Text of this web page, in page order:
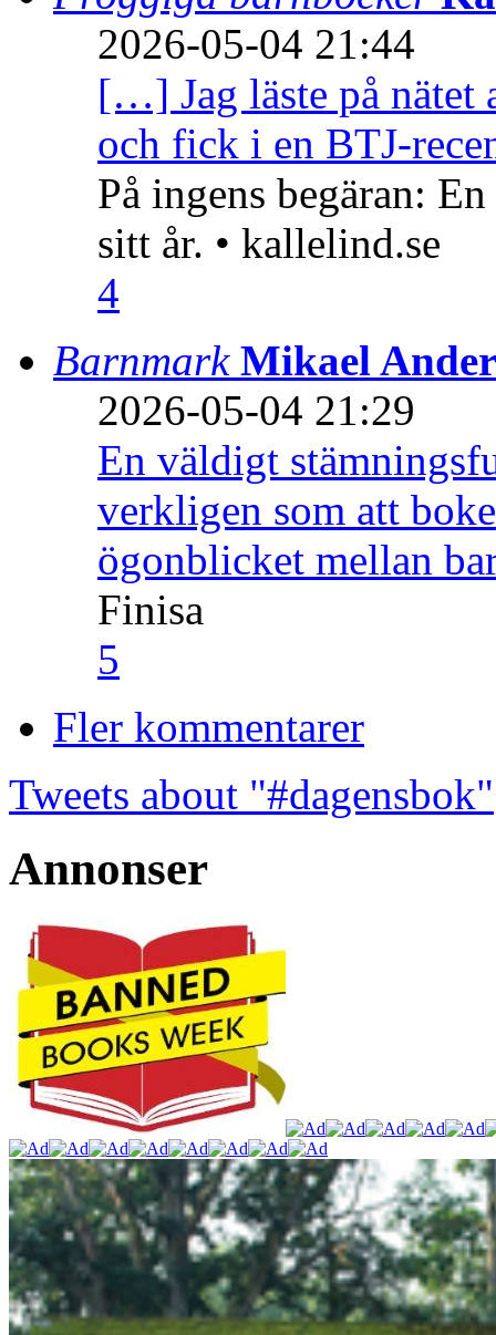
2026-05-04 21:44
[…] Jag läste på nätet
och fick i en BTJ-
På ingens begäran:
sitt år. • kallelind.se
4
Barnmark Mikael
2026-05-04 21:29
En väldigt
verkligen som att
ögonblicket mellan
Finisa
5
Fler kommentarer
Tweets about "#dagensbok"
Annonser